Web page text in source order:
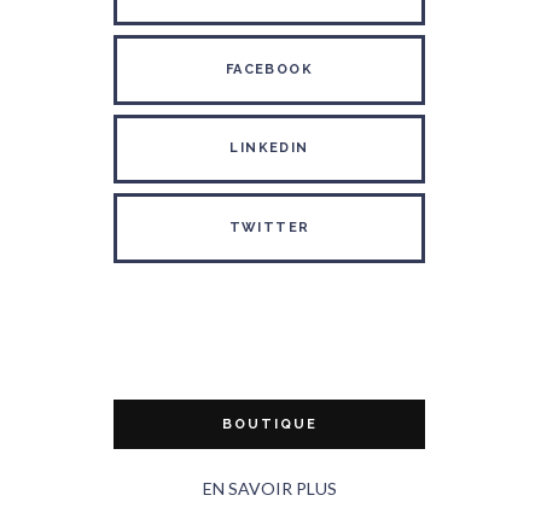
FACEBOOK
LINKEDIN
TWITTER
BOUTIQUE
EN SAVOIR PLUS